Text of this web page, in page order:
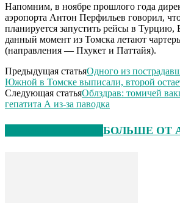
Напомним, в ноябре прошлого года
аэропорта Антон Перфильев говорил,
планируется запустить рейсы в
данный момент из Томска летают
(направления — Пхукет и Паттайя).
Предыдущая статьяОдного из
Южной в Томске выписали, второй
Следующая статьяОблздрав: томичей
гепатита А из-за паводка
БОЛЬШЕ ОТ